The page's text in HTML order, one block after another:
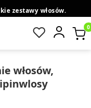
zestawy włosów.
Paczka
włosów,